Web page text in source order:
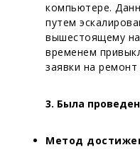
компьютере.
путем
вышестоящему
временем
заявки на
3. Была
Метод